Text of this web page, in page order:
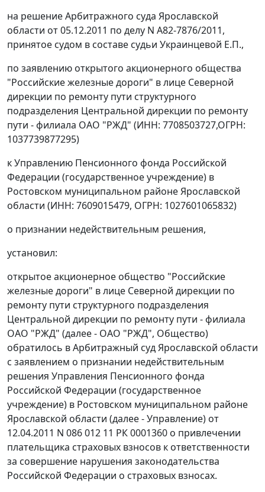
на решение Арбитражного суда Ярославской
области от 05.12.2011 по делу N А82-7876/2011,
принятое судом в составе судьи Украинцевой Е.П.,
по заявлению открытого акционерного общества
"Российские железные дороги" в лице Северной
дирекции по ремонту пути структурного
подразделения Центральной дирекции по ремонту
пути - филиала ОАО "РЖД" (ИНН: 7708503727,ОГРН:
1037739877295)
к Управлению Пенсионного фонда Российской
Федерации (государственное учреждение) в
Ростовском муниципальном районе Ярославской
области (ИНН: 7609015479, ОГРН: 1027601065832)
о признании недействительным решения,
установил:
открытое акционерное общество "Российские
железные дороги" в лице Северной дирекции по
ремонту пути структурного подразделения
Центральной дирекции по ремонту пути - филиала
ОАО "РЖД" (далее - ОАО "РЖД", Общество)
обратилось в Арбитражный суд Ярославской области
с заявлением о признании недействительным
решения Управления Пенсионного фонда
Российской Федерации (государственное
учреждение) в Ростовском муниципальном районе
Ярославской области (далее - Управление) от
12.04.2011 N 086 012 11 РК 0001360 о привлечении
плательщика страховых взносов к ответственности
за совершение нарушения законодательства
Российской Федерации о страховых взносах.